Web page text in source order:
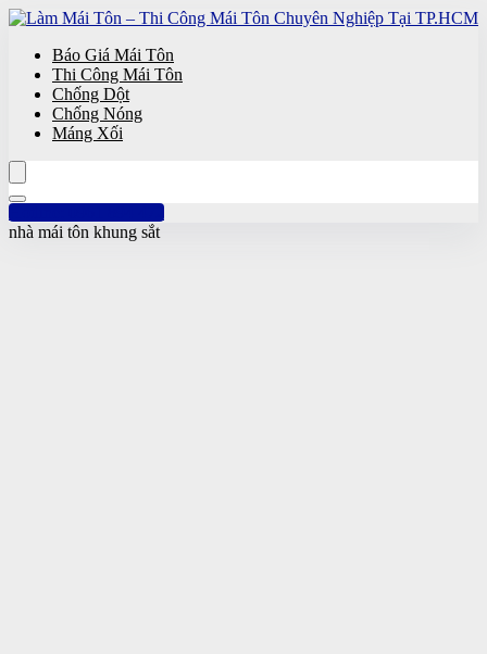
Báo Giá Mái Tôn
Thi Công Mái Tôn
Chống Dột
Chống Nóng
Máng Xối
Hotline: 0961 894 472
nhà mái tôn khung sắt